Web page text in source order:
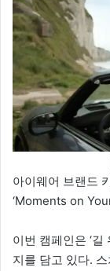
아이웨어 브랜드
‘Moments on
이번 캠페인은 ‘길
지를 담고 있다.